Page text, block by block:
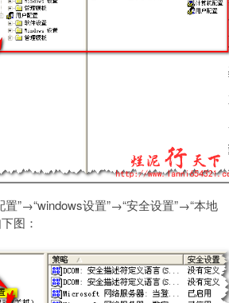
置”→“windows设置”→“安全设置”→“本地
图：